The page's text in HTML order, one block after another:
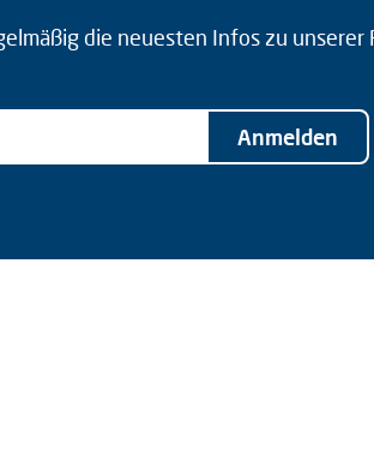
die neuesten Infos zu
Anmelden